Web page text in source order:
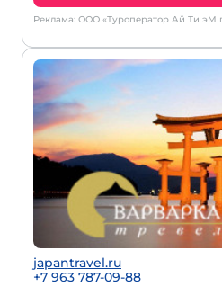
Реклама: ООО «Туроператор Ай Ти эМ
japantravel.ru
+7 963 787-09-88